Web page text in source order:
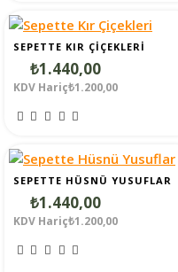
SEPETTE KIR ÇIÇEKLERI
₺1.440,00
KDV Hariç₺1.200,00
SEPETTE HÜSNÜ YUSUFLAR
₺1.440,00
KDV Hariç₺1.200,00